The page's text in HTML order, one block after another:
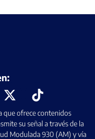
que ofrece contenidos
su señal a través de la
Modulada 930 (AM) y vía